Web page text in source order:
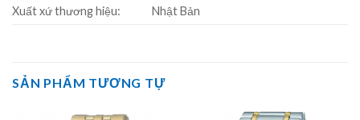
Xuất xứ thương hiệu:
Nhật Bản
SẢN PHẨM TƯƠNG TỰ